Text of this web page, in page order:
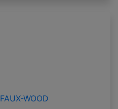
WOOD